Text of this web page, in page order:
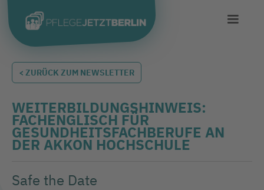
< ZURÜCK ZUM NEWSLETTER
WEITERBILDUNGSHINWEIS:
FACHENGLISCH FÜR
GESUNDHEITSFACHBERUFE AN
DER AKKON HOCHSCHULE
Safe the Date